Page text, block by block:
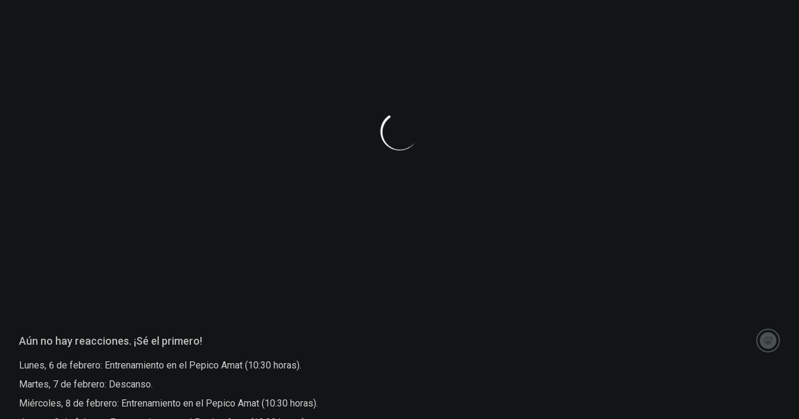
Aún no hay reacciones. ¡Sé el primero!
Lunes, 6 de febrero: Entrenamiento en el Pepico Amat (10:30 horas).
Martes, 7 de febrero: Descanso.
Miércoles, 8 de febrero: Entrenamiento en el Pepico Amat (10:30 horas).